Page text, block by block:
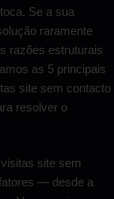
Se a sua
raramente
razões estruturais
as 5 principais
site sem contacto
resolver o
site sem
— desde a